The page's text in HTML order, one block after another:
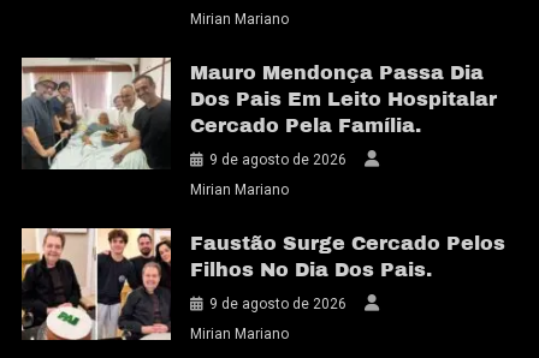
Mirian Mariano
Mauro Mendonça Passa Dia
Dos Pais Em Leito Hospitalar
Cercado Pela Família.
9 de agosto de 2026
Mirian Mariano
Faustão Surge Cercado Pelos
Filhos No Dia Dos Pais.
9 de agosto de 2026
Mirian Mariano